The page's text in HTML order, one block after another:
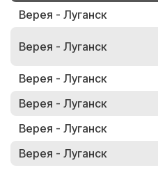
Верея - Луганск
Верея - Луганск
Верея - Луганск
Верея - Луганск
Верея - Луганск
Верея - Луганск